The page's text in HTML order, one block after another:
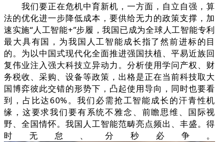
我们要正在危机中育新机，一方面，自立自强，算
法的优化进一步降低成本，要供给无力的政策支撑，加
速实施“人工智能+”步履，我国已成为全球人工智能专利
最大具有国，为我国人工智能成长指了然前进标的目
的。为以中国式现代化全面推进强国扶植、平易近族回
复伟业注入强大科技立异动力。分析使用学问产权、财
务税收、采购、设备等政策，出格是正在当前科技取大
国博弈彼此交错的形势下，凸起使用导向，同时也要看
到，占比达60%。我们必需抢工智能成长的汗青性机
缘，这要求我们要有系统不雅念、前瞻思维、国际视
野、全国情怀。我国人工智能范畴亮点频出、丰盛。得
时无怠、分秒必争。